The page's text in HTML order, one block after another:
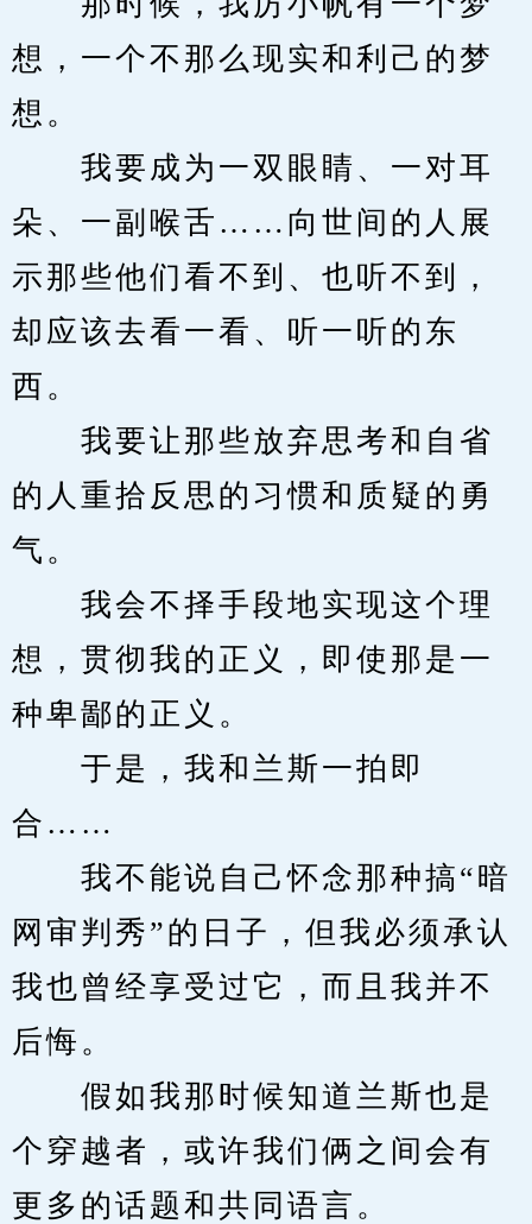
想，一个不那么现实和利己的梦
想。
我要成为一双眼睛、一对耳
朵、一副喉舌……向世间的人展
示那些他们看不到、也听不到，
却应该去看一看、听一听的东
西。
我要让那些放弃思考和自省
的人重拾反思的习惯和质疑的勇
气。
我会不择手段地实现这个理
想，贯彻我的正义，即使那是一
种卑鄙的正义。
于是，我和兰斯一拍即
合……
我不能说自己怀念那种搞“暗
网审判秀”的日子，但我必须承认
我也曾经享受过它，而且我并不
后悔。
假如我那时候知道兰斯也是
个穿越者，或许我们俩之间会有
更多的话题和共同语言。